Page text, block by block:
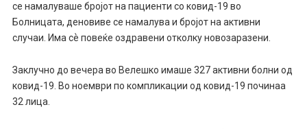
се намалуваше бројот на пациенти со ковид-19 во
Болницата, деновиве се намалува и бројот на активни
случаи. Има сѐ повеќе оздравени отколку новозаразени.
Заклучно до вечера во Велешко имаше 327 активни болни од
ковид-19. Во ноември по компликации од ковид-19 починаа
32 лица.